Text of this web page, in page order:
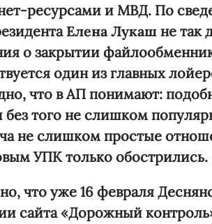
ресурсами и МВД. По
Елена Лукаш не так
о закрытии
один из главных
что в АП понимают:
без того не слишком
не слишком простые
УПК только обострились.
что уже 16 февраля
сайта «Дорожный